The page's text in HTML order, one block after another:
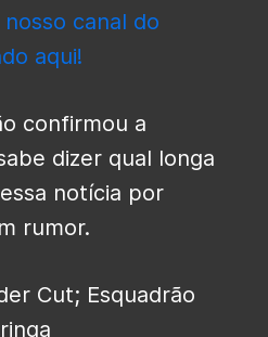
canal do
aqui!
confirmou a
dizer qual longa
notícia por
rumor.